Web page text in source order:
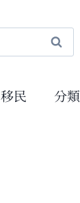
移民 分類